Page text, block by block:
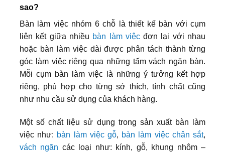
sao?
Bàn làm việc nhóm 6 chỗ là thiết kế bàn với cụm
liên kết giữa nhiều bàn làm việcđơn lại với nhau
hoặc bàn làm việc dài được phân tách thành từng
góc làm việc riêng qua những tấm vách ngăn bàn.
Mỗi cụm bàn làm việc là những ý tưởng kết hợp
riêng, phù hợp cho từng sở thích, tính chất cũng
như nhu cầu sử dụng của khách hàng.
Một số chất liệu sử dụng trong sản xuất bàn làm
việc như: bàn làm việc gỗ, bàn làm việc chân sắt,
vách ngăn các loại như: kính, gỗ, khung nhôm –